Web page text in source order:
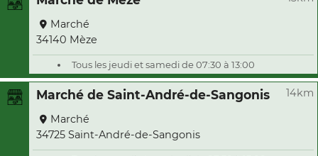
Marché
34140 Mèze
Tous les jeudi et samedi de 07:30 à 13:00
Marché de Saint-André-de-Sangonis 14km
Marché
34725 Saint-André-de-Sangonis